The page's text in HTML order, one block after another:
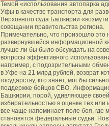
Темой «использования автопарка
Уфы в качестве транспорта для
Верховного суда Башкирии
совещании правительства региона.
Примечательно, что произошло это
развернувшейся информационной
лучше ли бы было обсуждать на
вопросы эффективного
например, с подозрительными
в Уфе на 21 млрд рублей, возврат
государству, кто знает, мог бы
поддержке бойцов СВО.
Башкирии, порой, удивляющее своей
избирательностью в оценке тех или
все чаще напоминает поле боя, где
становятся федеральные судьи.